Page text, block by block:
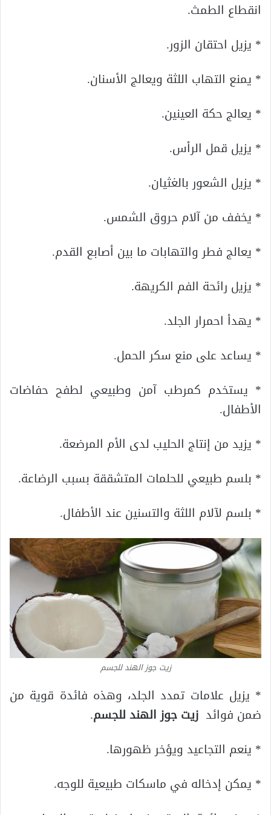
انقطاع الطمث.
* يزيل احتقان الزور.
* يمنع التهاب اللثة ويعالج الأسنان.
* يعالج حكة العينين.
* يزيل قمل الرأس.
* يزيل الشعور بالغثيان.
* يخفف من آلام حروق الشمس.
* يعالج فطر والتهابات ما بين أصابع القدم.
* يزيل رائحة الفم الكريهة.
* يهدأ احمرار الجلد.
* يساعد على منع سكر الحمل.
* يستخدم كمرطب آمن وطبيعي لطفح حفاضات
الأطفال.
* يزيد من إنتاج الحليب لدى الأم المرضعة.
* بلسم طبيعي للحلمات المتشققة بسبب الرضاعة.
* بلسم لآلام اللثة والتسنين عند الأطفال.
زيت جوز الهند للجسم
* يزيل علامات تمدد الجلد، وهذه فائدة قوية من
ضمن فوائد زيت جوز الهند للجسم.
* ينعم التجاعيد ويؤخر ظهورها.
* يمكن إدخاله في ماسكات طبيعية للوجه.